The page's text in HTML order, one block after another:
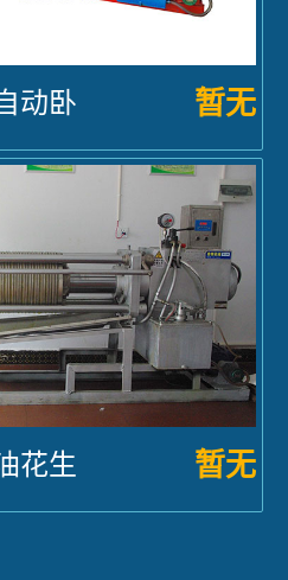
动卧
...
暂无
花生 暂无